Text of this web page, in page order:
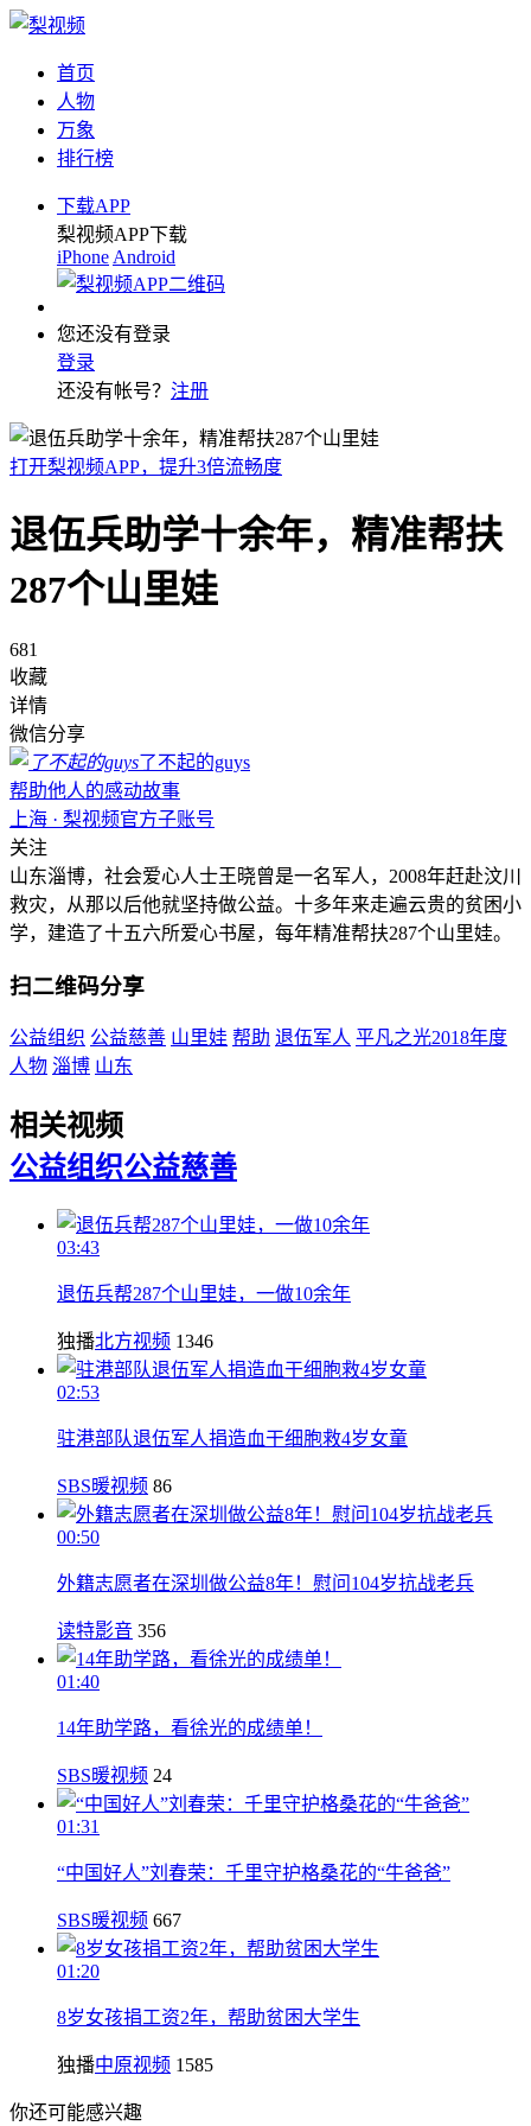
首页
人物
万象
排行榜
下载APP
梨视频APP下载
iPhone Android
您还没有登录
登录
还没有帐号？ 注册
打开梨视频APP，提升3倍流畅度
退伍兵助学十余年，精准帮扶
287个山里娃
681
收藏
详情
微信分享
了不起的guys
帮助他人的感动故事
上海 · 梨视频官方子账号
关注
山东淄博，社会爱心人士王晓曾是一名军人，2008年赶赴汶川
救灾，从那以后他就坚持做公益。十多年来走遍云贵的贫困小
学，建造了十五六所爱心书屋，每年精准帮扶287个山里娃。
扫二维码分享
公益组织 公益慈善 山里娃 帮助 退伍军人 平凡之光2018年度
人物 淄博 山东
相关视频
公益组织公益慈善
03:43
退伍兵帮287个山里娃，一做10余年
独播北方视频 1346
02:53
驻港部队退伍军人捐造血干细胞救4岁女童
SBS暖视频 86
00:50
外籍志愿者在深圳做公益8年！慰问104岁抗战老兵
读特影音 356
01:40
14年助学路，看徐光的成绩单！
SBS暖视频 24
01:31
“中国好人”刘春荣：千里守护格桑花的“牛爸爸”
SBS暖视频 667
01:20
8岁女孩捐工资2年，帮助贫困大学生
独播中原视频 1585
你还可能感兴趣